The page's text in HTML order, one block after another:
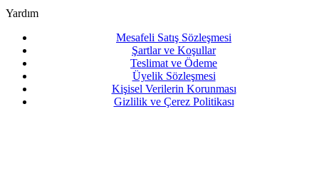
Yardım
Mesafeli Satış Sözleşmesi
Şartlar ve Koşullar
Teslimat ve Ödeme
Üyelik Sözleşmesi
Kişisel Verilerin Korunması
Gizlilik ve Çerez Politikası